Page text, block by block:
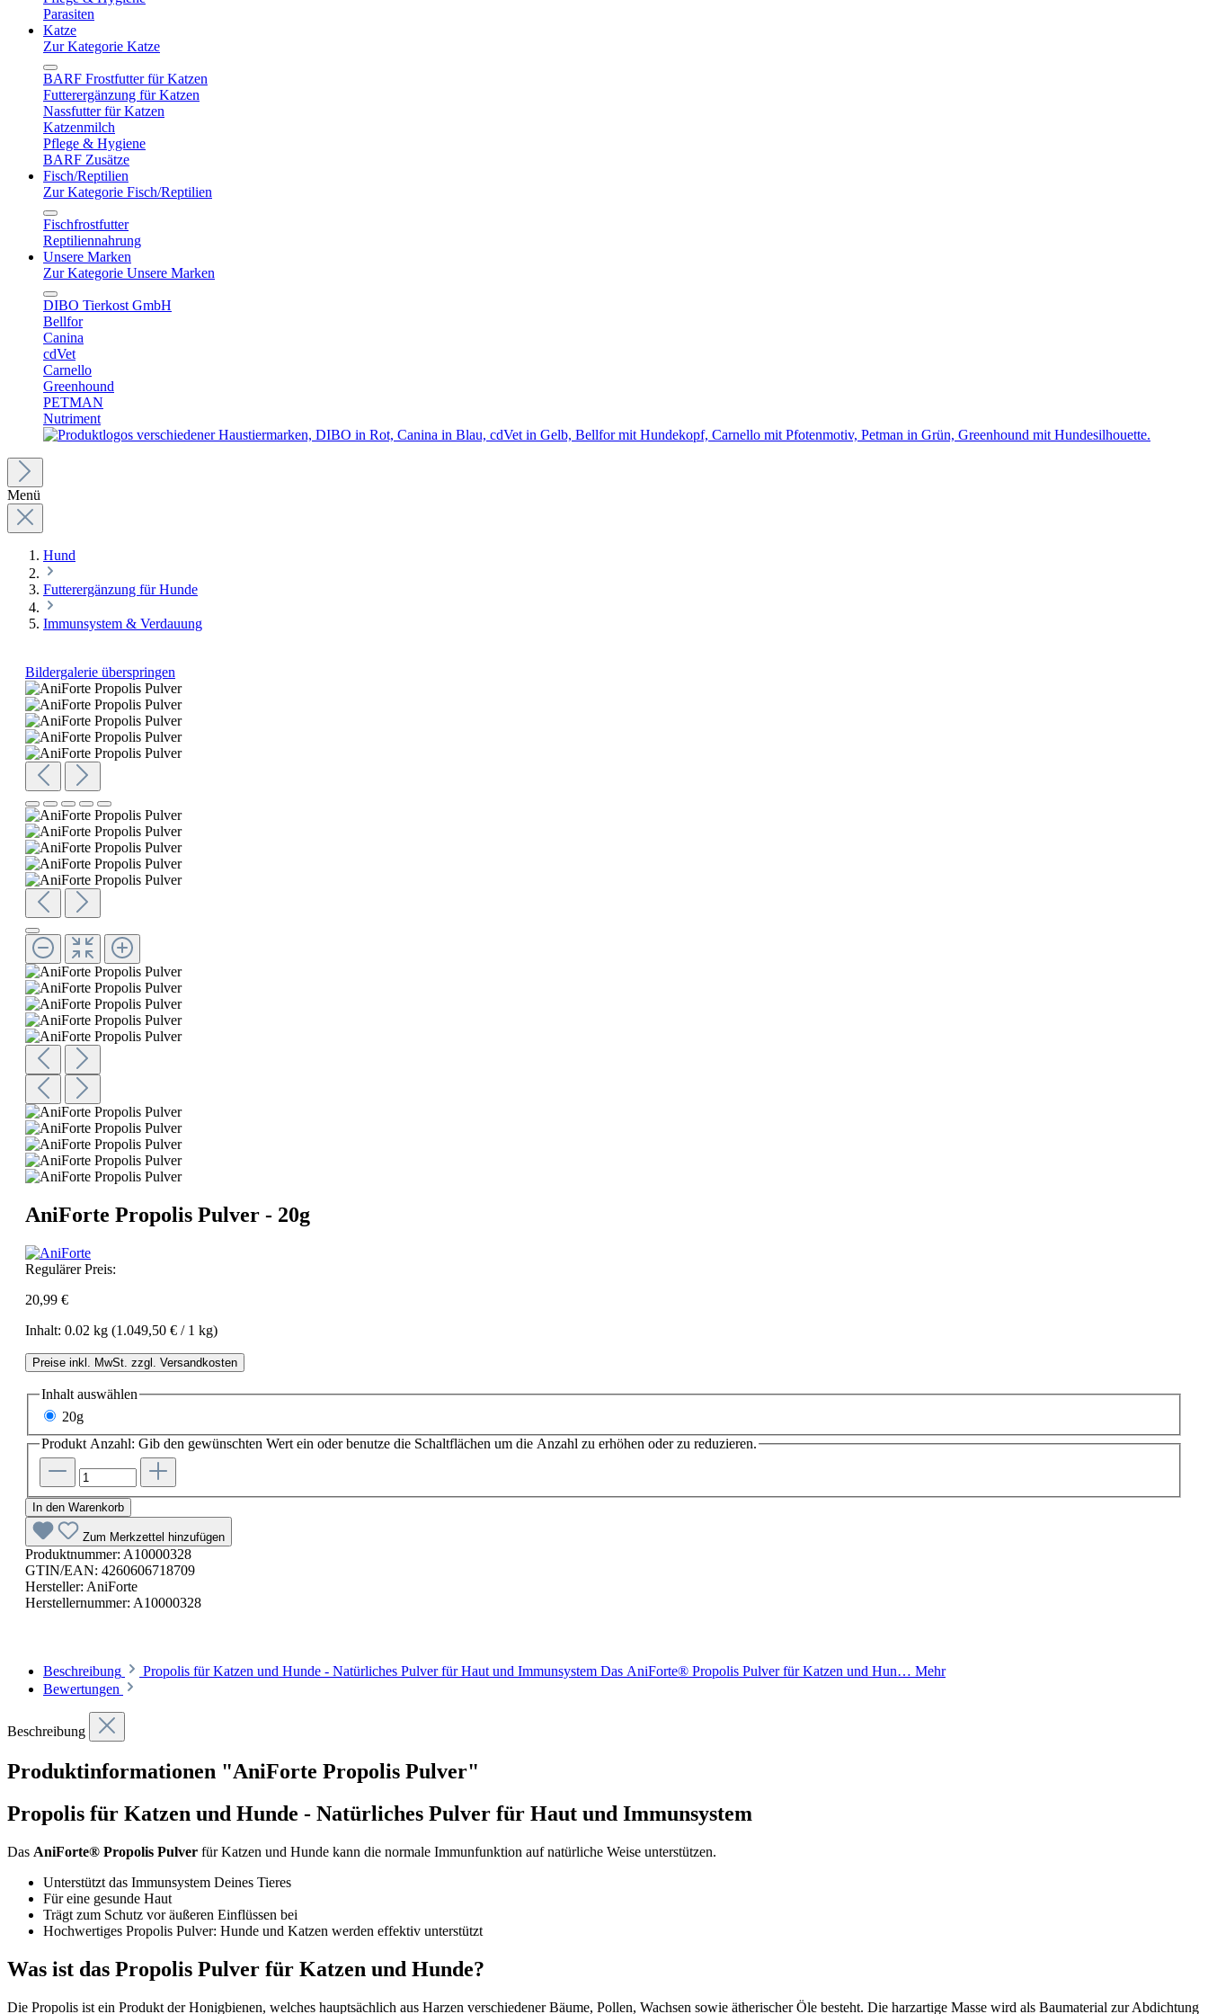
Parasiten
Katze
Zur Kategorie Katze
BARF Frostfutter für Katzen
Futterergänzung für Katzen
Nassfutter für Katzen
Katzenmilch
Pflege & Hygiene
BARF Zusätze
Fisch/Reptilien
Zur Kategorie Fisch/Reptilien
Fischfrostfutter
Reptiliennahrung
Unsere Marken
Zur Kategorie Unsere Marken
DIBO Tierkost GmbH
Bellfor
Canina
cdVet
Carnello
Greenhound
PETMAN
Nutriment
Menü
Hund
Futterergänzung für Hunde
Immunsystem & Verdauung
Bildergalerie überspringen
AniForte Propolis Pulver - 20g
Regulärer Preis:
20,99 €
Inhalt: 0.02 kg (1.049,50 € / 1 kg)
Preise inkl. MwSt. zzgl. Versandkosten
Inhalt auswählen
20g
Produkt Anzahl: Gib den gewünschten Wert ein oder benutze die Schaltflächen um die Anzahl zu erhöhen oder zu reduzieren.
In den Warenkorb
Zum Merkzettel hinzufügen
Produktnummer: A10000328
GTIN/EAN: 4260606718709
Hersteller: AniForte
Herstellernummer: A10000328
Beschreibung Propolis für Katzen und Hunde - Natürliches Pulver für Haut und Immunsystem Das AniForte® Propolis Pulver für Katzen und Hun… Mehr
Bewertungen
Beschreibung
Produktinformationen "AniForte Propolis Pulver"
Propolis für Katzen und Hunde - Natürliches Pulver für Haut und Immunsystem
Das AniForte® Propolis Pulver für Katzen und Hunde kann die normale Immunfunktion auf natürliche Weise unterstützen.
Unterstützt das Immunsystem Deines Tieres
Für eine gesunde Haut
Trägt zum Schutz vor äußeren Einflüssen bei
Hochwertiges Propolis Pulver: Hunde und Katzen werden effektiv unterstützt
Was ist das Propolis Pulver für Katzen und Hunde?
Die Propolis ist ein Produkt der Honigbienen, welches hauptsächlich aus Harzen verschiedener Bäume, Pollen, Wachsen sowie ätherischer Öle besteht. Die harzartige Masse wird als Baumaterial zur Abdichtung